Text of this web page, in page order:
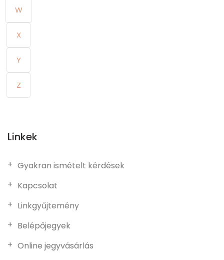
W
X
Y
Z
Linkek
Gyakran ismételt kérdések
Kapcsolat
Linkgyűjtemény
Belépőjegyek
Online jegyvásárlás